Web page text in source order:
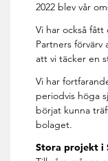
2022 blev vår
Vi har också
Partners
att vi täcker en
Vi har
periodvis höga
börjat kunna
bolaget.
Stora projekt i